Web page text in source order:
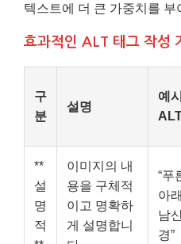
텍스트에 더 큰 가중치를 부
효과적인 ALT 태그 작성
구
분
설명
예
**
설
명
적
이미지의 내
용을 구체적
이고 명확하
게 설명합니
“푸
아
남
경”